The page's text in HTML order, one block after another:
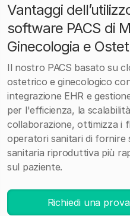
Vantaggi
software PACS di
Ginecologia e
Il nostro PACS basato su
ostetrico e ginecologico
integrazione EHR e
per l'efficienza, la
collaborazione, ottimizza i
operatori sanitari di fornire
sanitaria riproduttiva più
sul paziente.
Richiedi una